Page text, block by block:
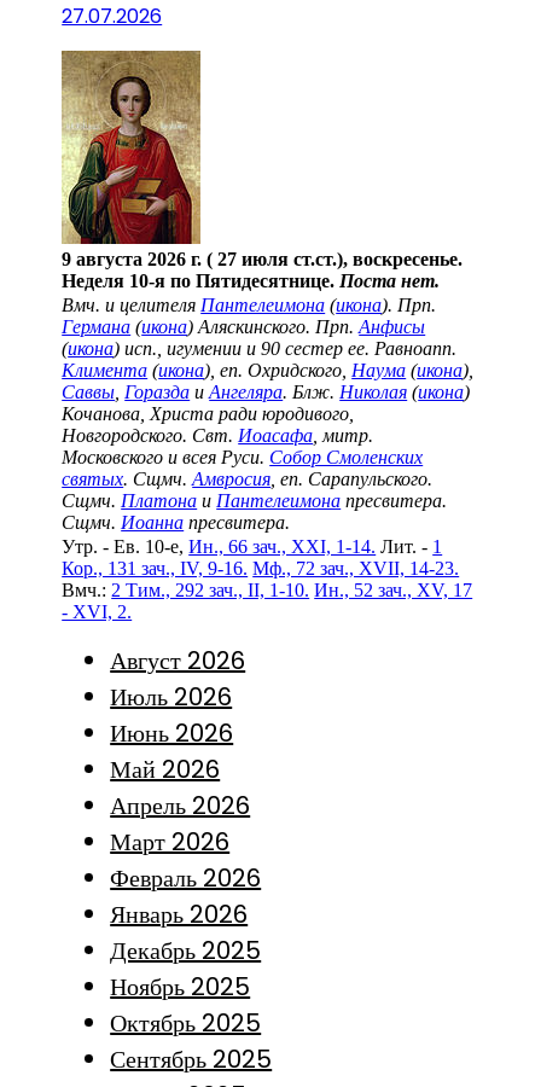
27.07.2026
9 августа 2026 г. ( 27 июля ст.ст.), воскресенье.
Неделя 10-я по Пятидесятнице. Поста нет.
Вмч. и целителя Пантелеимона (икона). Прп.
Германа (икона) Аляскинского. Прп.Анфисы
(икона) исп., игумении и 90 сестер ее. Равноапп.
Климента (икона), еп. Охридского, Наума (икона),
Саввы Горазда иАнгеляра. Блж. Николая (икона)
Кочанова, Христа ради юродивого,
Новгородского. Свт. Иоасафа , митр.
Московского и всея Руси. Собор Смоленских
святых. Сщмч.Амвросия , еп. Сарапульского.
Сщмч. Платона и Пантелеимона пресвитера.
Сщмч. Иоанна пресвитера.
Утр. - Ев. 10-е,Ин., 66 зач., XXI, 1-14. Лит. - 1
Кор., 131 зач., IV, 9-16. Мф., 72 зач., XVII, 14-23.
Вмч.: 2 Тим., 292 зач., II, 1-10. Ин., 52 зач., XV, 17
- XVI, 2.
Август 2026
Июль 2026
Июнь 2026
Май 2026
Апрель 2026
Март 2026
Февраль 2026
Январь 2026
Декабрь 2025
Ноябрь 2025
Октябрь 2025
Сентябрь 2025